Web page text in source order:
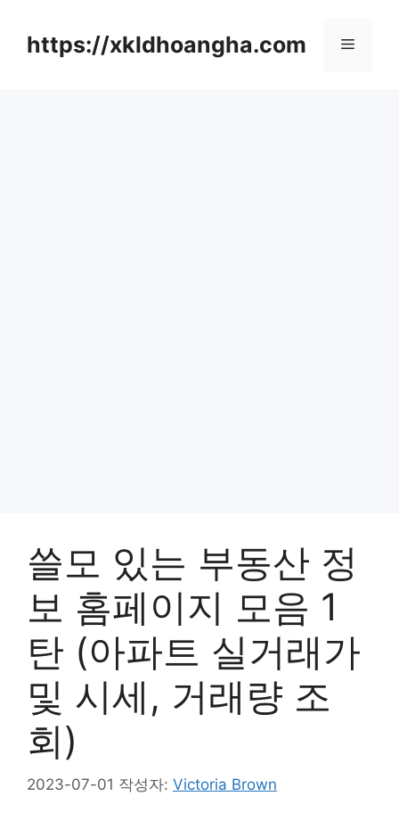
https://xkldhoangha.com 메
쓸모 있는 부동산 정
보 홈페이지 모음 1
탄 (아파트 실거래가
및 시세, 거래량 조
회)
2023-07-01 작성자: Victoria Brown